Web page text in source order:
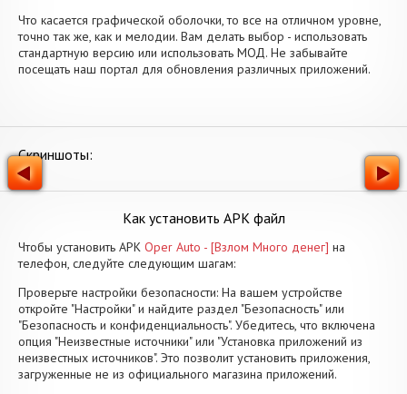
Что касается графической оболочки, то все на отличном уровне,
точно так же, как и мелодии. Вам делать выбор - использовать
стандартную версию или использовать МОД. Не забывайте
посещать наш портал для обновления различных приложений.
Скриншоты:
Как установить APK файл
Чтобы установить APK Oper Auto - [Взлом Много денег] на
телефон, следуйте следующим шагам:
Проверьте настройки безопасности: На вашем устройстве
откройте "Настройки" и найдите раздел "Безопасность" или
"Безопасность и конфиденциальность". Убедитесь, что включена
опция "Неизвестные источники" или "Установка приложений из
неизвестных источников". Это позволит установить приложения,
загруженные не из официального магазина приложений.